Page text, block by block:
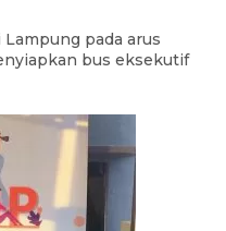
pada arus
bus eksekutif